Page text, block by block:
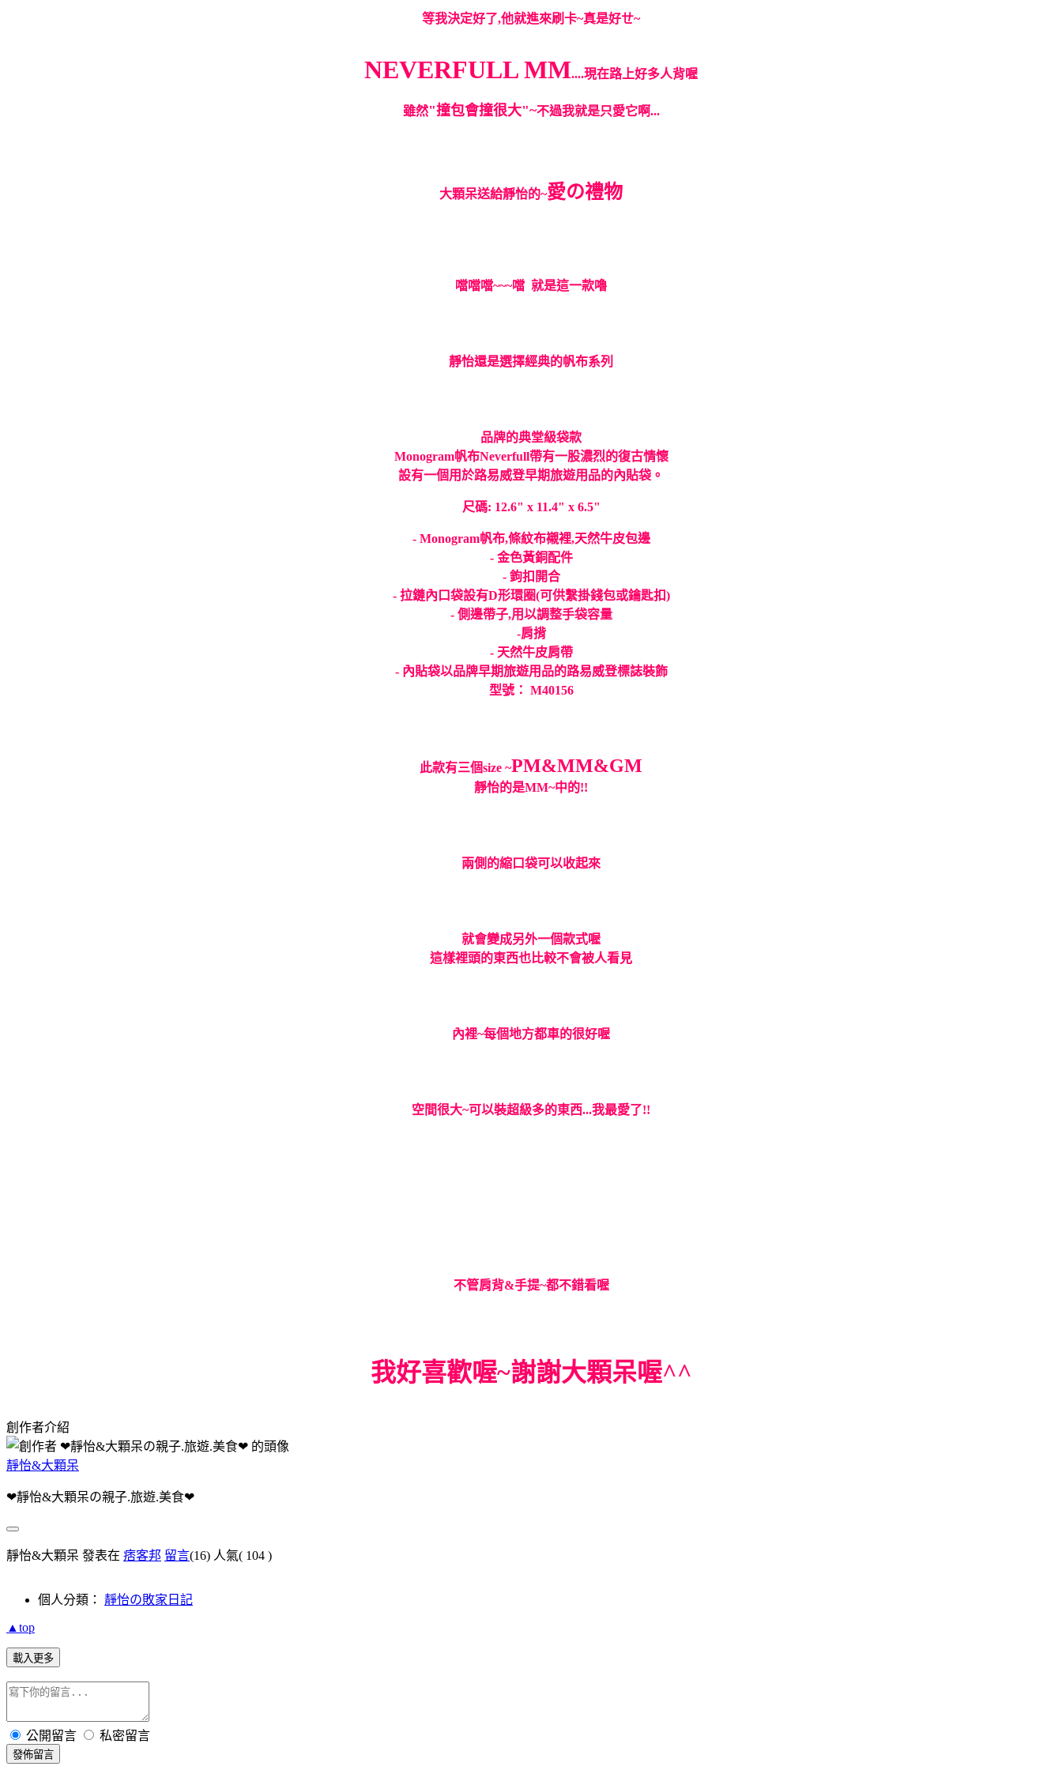
等我決定好了,他就進來刷卡~真是好ㄝ~
NEVERFULL MM....現在路上好多人背喔
雖然"撞包會撞很大"~不過我就是只愛它啊...
大顆呆送給靜怡的~愛の禮物
噹噹噹~~~噹 就是這一款嚕
靜怡還是選擇經典的帆布系列
品牌的典堂級袋款
Monogram帆布Neverfull帶有一股濃烈的復古情懷
設有一個用於路易威登早期旅遊用品的內貼袋。
尺碼: 12.6" x 11.4" x 6.5"
- Monogram帆布,條紋布襯裡,天然牛皮包邊
- 金色黃銅配件
- 鉤扣開合
- 拉鏈內口袋設有D形環圈(可供繫掛錢包或鑰匙扣)
- 側邊帶子,用以調整手袋容量
-肩揹
- 天然牛皮肩帶
- 內貼袋以品牌早期旅遊用品的路易威登標誌裝飾
型號： M40156
此款有三個size ~PM&MM&GM
靜怡的是MM~中的!!
兩側的縮口袋可以收起來
就會變成另外一個款式喔
這樣裡頭的東西也比較不會被人看見
內裡~每個地方都車的很好喔
空間很大~可以裝超級多的東西...我最愛了!!
不管肩背&手提~都不錯看喔
我好喜歡喔~謝謝大顆呆喔^^
創作者介紹
靜怡&大顆呆
❤靜怡&大顆呆の親子.旅遊.美食❤
靜怡&大顆呆 發表在 痞客邦 留言(16) 人氣( 104 )
個人分類： 靜怡の敗家日記
▲top
載入更多
公開留言 私密留言
發佈留言